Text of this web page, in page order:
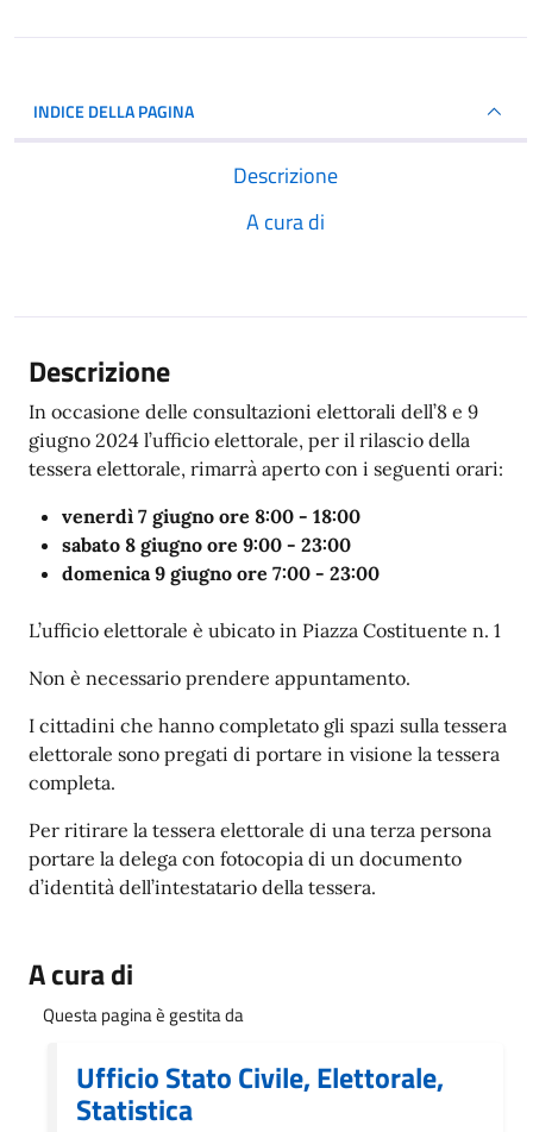
INDICE DELLA PAGINA
Descrizione
A cura di
Descrizione
In occasione delle consultazioni elettorali dell’8 e 9
giugno 2024 l’ufficio elettorale, per il rilascio della
tessera elettorale, rimarrà aperto con i seguenti orari:
venerdì 7 giugno ore 8:00 - 18:00
sabato 8 giugno ore 9:00 - 23:00
domenica 9 giugno ore 7:00 - 23:00
L’ufficio elettorale è ubicato in Piazza Costituente n. 1
Non è necessario prendere appuntamento.
I cittadini che hanno completato gli spazi sulla tessera
elettorale sono pregati di portare in visione la tessera
completa.
Per ritirare la tessera elettorale di una terza persona
portare la delega con fotocopia di un documento
d’identità dell’intestatario della tessera.
A cura di
Questa pagina è gestita da
Ufficio Stato Civile, Elettorale,
Statistica